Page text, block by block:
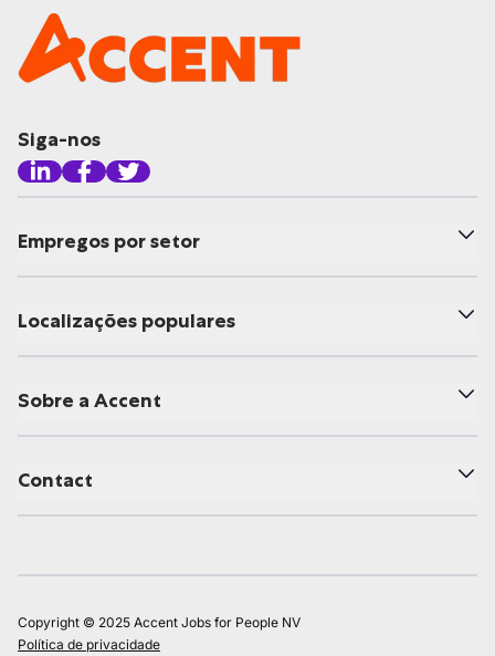
Siga-nos
Empregos por setor
Localizações populares
Sobre a Accent
Contact
Copyright © 2025 Accent Jobs for People NV
Política de privacidade